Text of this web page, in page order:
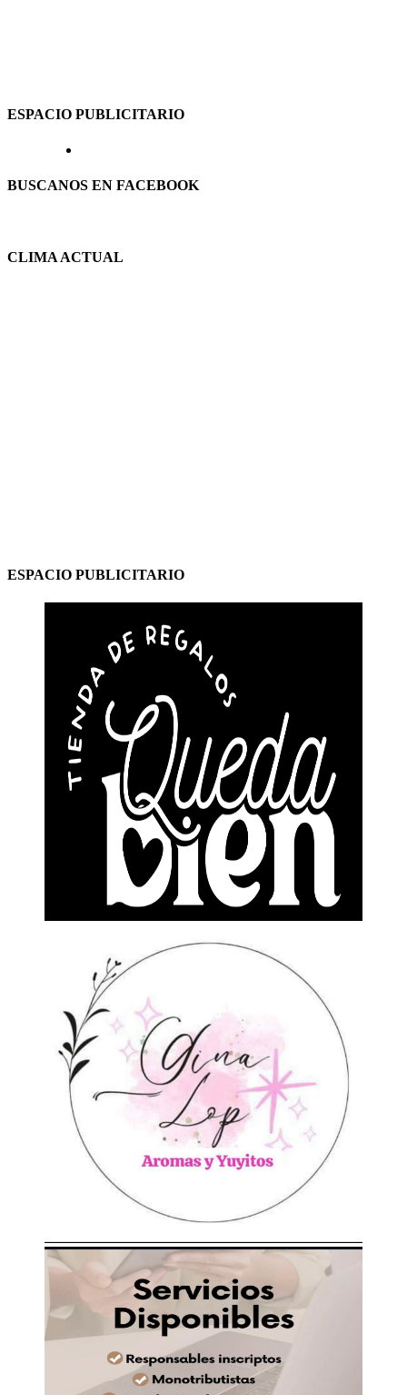
ESPACIO PUBLICITARIO
BUSCANOS EN FACEBOOK
CLIMA ACTUAL
ESPACIO PUBLICITARIO